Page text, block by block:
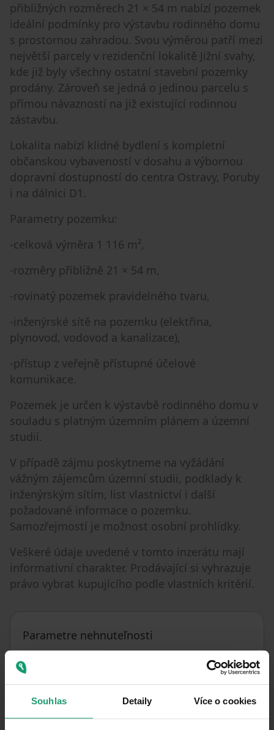
Souhlas Detaily Více o cookies
přibližných rozměrech 21 × 54 m nabízí pozemek
ideální podmínky pro výstavbu rodinného domu
s prostornou zahradou. Svou výměrou patří mezi
největší parcely v rezidenční lokalitě Jižní svahy,
kde již byly všechny ostatní stavební pozemky
prodány. Zároveň se jedná o jedinou parcelu s
přímou návazností na již existující rodinnou
zástavbu.
Lokalita nabízí klidné bydlení s kompletní
občanskou vybaveností v dosahu a výbornou
dopravní dostupností do centra Ostravy, Poruby
i na dálnici D1.
Parametry pozemku:
-celková výměra 1 116 m²,
-rozměry přibližně 21 × 54 m,
-rovinatý pozemek pravidelného tvaru,
-inženýrské sítě na pozemku (elektřina,
plynovod, vodovod a kanalizace),
-přístup z veřejně přístupné účelové
komunikace.
Pozemek je určen k výstavbě rodinného domu v
souladu s platným územním plánem a územní
studií.
V případě zájmu poskytneme na vyžádání
vážným zájemcům územní studii, podklady k
inženýrským sítím, list vlastnictví i další
požadované informace o pozemku.
Samozřejmostí je možnost osobní prohlídky.
Veškeré údaje uvedené v tomto inzerátu mají
informativní charakter. Prodávající si vyhrazuje
právo vybrat kupujícího podle vlastních kritérií.
Parametre nehnuteľnosti
DOSTUPNÉ OD 7. 7. 2026
TYP POZEMKU Stavebný